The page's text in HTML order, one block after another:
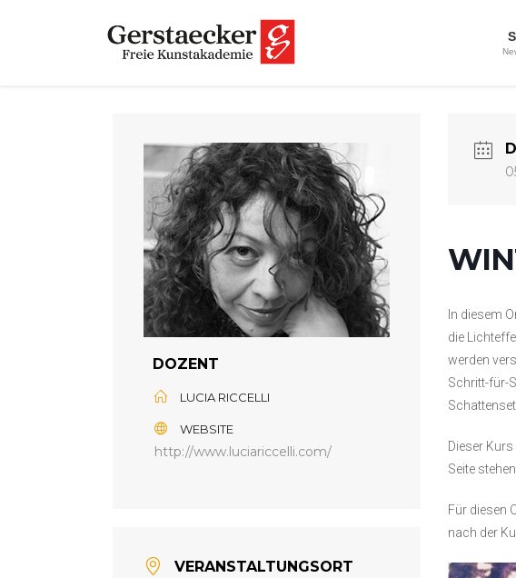
DOZENT
LUCIA RICCELLI
WEBSITE
http://www.luciariccelli.com/
VERANSTALTUNGSORT
In diesem
die
werden
Schritt-für-
Dieser
Seite
Für diesen
nach der